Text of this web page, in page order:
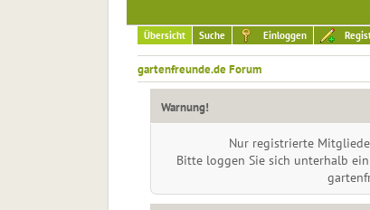
Übersicht Suche Einloggen
gartenfreunde.de Forum
Warnung!
Nur registrierte
Bitte loggen Sie sich unterhalb